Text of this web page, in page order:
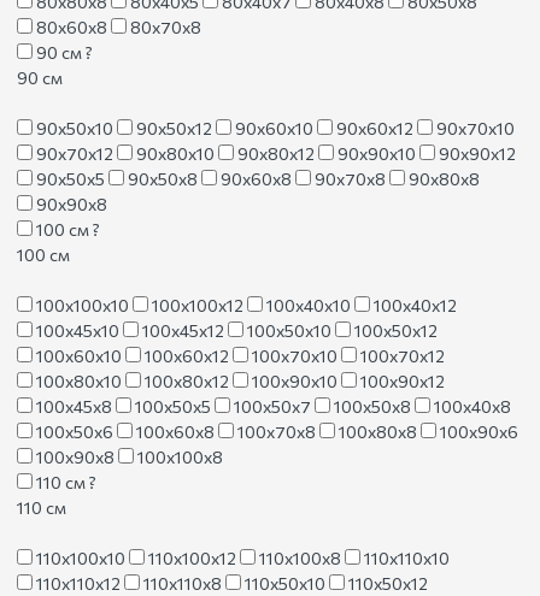
80х60х8
80х70х8
90 см?
90 см
90х50х10 90х50х12 90х60х10 90х60х12
90х70х10
90х70х12
90х80х10 90х80х12 90х90х10
90х90х12
90х50х5
90х50х8 90х60х8 90х70х8
90х80х8
90х90х8
100 см?
100 см
100х100х10 100х100х12 100х40х10
100х40х12
100х45х10
100х45х12 100х50х10
100х50х12
100х60х10
100х60х12 100х70х10
100х70х12
100х80х10
100х80х12 100х90х10
100х90х12
100х45х8
100х50х5 100х50х7 100х50х8
100х40х8
100х50х6
100х60х8 100х70х8 100х80х8
100х90х6
100х90х8
100х100х8
110 см?
110 см
110х100х10 110х100х12 110х100х8
110х110х10
110х110х12
110х110х8 110х50х10
110х50х12